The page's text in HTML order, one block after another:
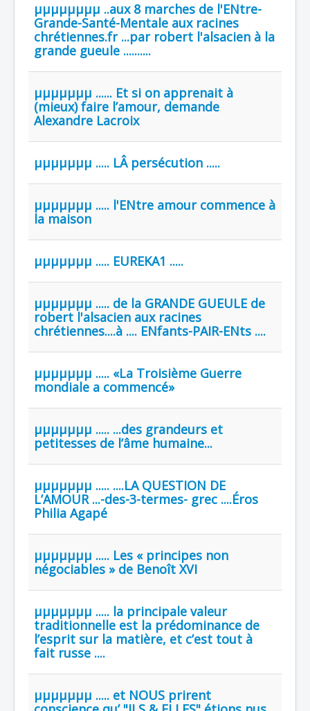
µµµµµµµµ ..aux 8 marches de l'ENtre-
Grande-Santé-Mentale aux racines
chrétiennes.fr ...par robert l'alsacien à la
grande gueule ..........
µµµµµµµ ...... Et si on apprenait à
(mieux) faire l’amour, demande
Alexandre Lacroix
µµµµµµµ ..... LÂ persécution .....
µµµµµµµ ..... l'ENtre amour commence à
la maison
µµµµµµµ ..... EUREKA1 .....
µµµµµµµ ..... de la GRANDE GUEULE de
robert l'alsacien aux racines
chrétiennes....à .... ENfants-PAIR-ENts ....
µµµµµµµ ..... «La Troisième Guerre
mondiale a commencé»
µµµµµµµ ..... ...des grandeurs et
petitesses de l’âme humaine...
µµµµµµµ ..... ....LA QUESTION DE
L’AMOUR ...-des-3-termes- grec ....Éros
Philia Agapé
µµµµµµµ ..... Les « principes non
négociables » de Benoît XVI
µµµµµµµ ..... la principale valeur
traditionnelle est la prédominance de
l’esprit sur la matière, et c’est tout à
fait russe ....
µµµµµµµ ..... et NOUS prirent